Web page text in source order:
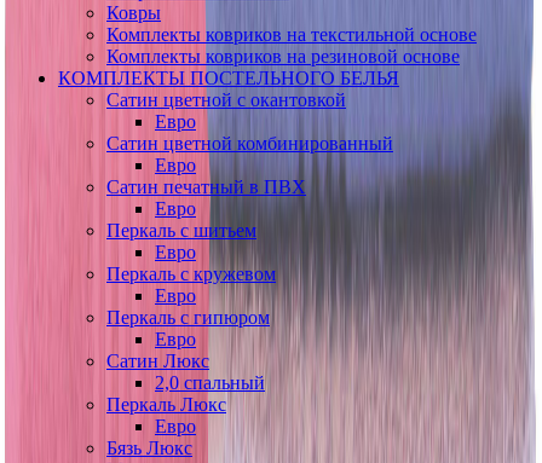
Ковры
Комплекты ковриков на текстильной основе
Комплекты ковриков на резиновой основе
КОМПЛЕКТЫ ПОСТЕЛЬНОГО БЕЛЬЯ
Сатин цветной с окантовкой
Евро
Сатин цветной комбинированный
Евро
Сатин печатный в ПВХ
Евро
Перкаль с шитьем
Евро
Перкаль с кружевом
Евро
Перкаль с гипюром
Евро
Сатин Люкс
2,0 спальный
Перкаль Люкс
Евро
Бязь Люкс